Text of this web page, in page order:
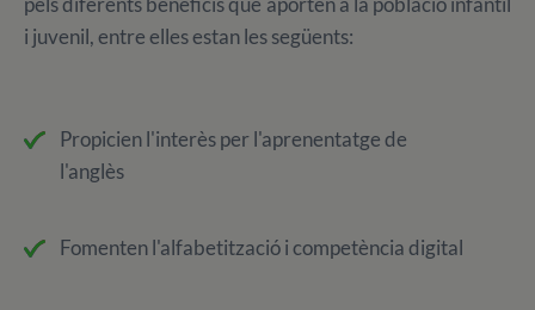
i juvenil, entre elles estan les següents:
Propicien l'interès per l'aprenentatge de
l'anglès
Fomenten l'alfabetització i competència digital